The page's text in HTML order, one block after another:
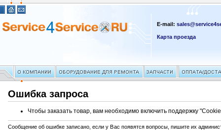
E-mail:
Карта проезда
Ошибка запроса
Чтобы заказать товар, вам необходимо включить поддержку
Сообщение об ошибке записано, если у Вас появятся вопросы, пишите их